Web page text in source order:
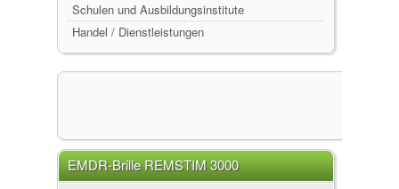
Schulen und Ausbildungsinstitute
Handel / Dienstleistungen
EMDR-Brille REMSTIM 3000